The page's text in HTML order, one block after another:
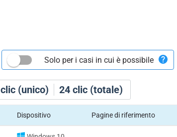
clic (unico) 24 clic (totale)
Solo per i casi in cui è possibile
Dispositivo Pagine di riferimento